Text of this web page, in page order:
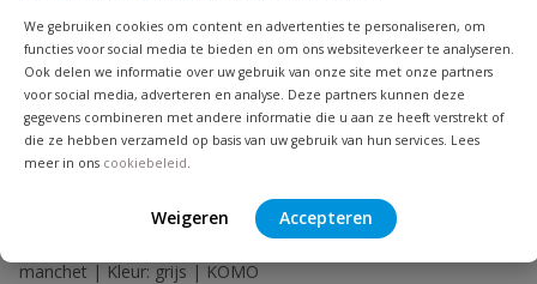
We gebruiken cookies om content en advertenties te personaliseren, om
functies voor social media te bieden en om ons websiteverkeer te analyseren.
Ook delen we informatie over uw gebruik van onze site met onze partners
voor social media, adverteren en analyse. Deze partners kunnen deze
gegevens combineren met andere informatie die u aan ze heeft verstrekt of
die ze hebben verzameld op basis van uw gebruik van hun services. Lees
meer in ons cookiebeleid
Weigeren Accepteren
Beoordeling
Beoordeling versturen
PVC overschuifmof
manchet | Kleur: grijs | KOMO